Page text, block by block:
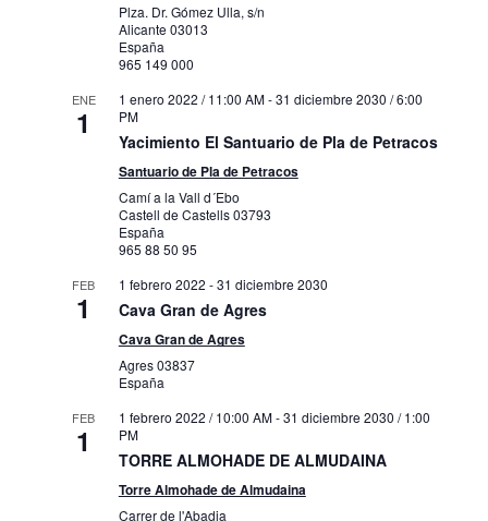
Plza. Dr. Gómez Ulla, s/n
Alicante 03013
España
965 149 000
ENE
1
1 enero 2022 / 11:00 AM-31 diciembre 2030 / 6:00
PM
Yacimiento El Santuario de Pla de Petracos
Santuario de Pla de Petracos
Camí a la Vall d´Ebo
Castell de Castells03793
España
965 88 50 95
FEB
1
1 febrero 2022 -31 diciembre 2030
Cava Gran de Agres
Cava Gran de Agres
Agres03837
España
FEB
1
1 febrero 2022 / 10:00 AM-31 diciembre 2030 / 1:00
PM
TORRE ALMOHADE DE ALMUDAINA
Torre Almohade de Almudaina
Carrer de l'Abadia